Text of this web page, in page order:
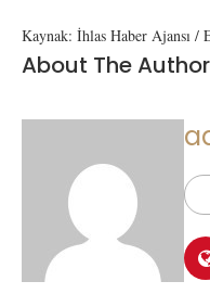
Kaynak: İhlas Haber Ajansı
About The Author